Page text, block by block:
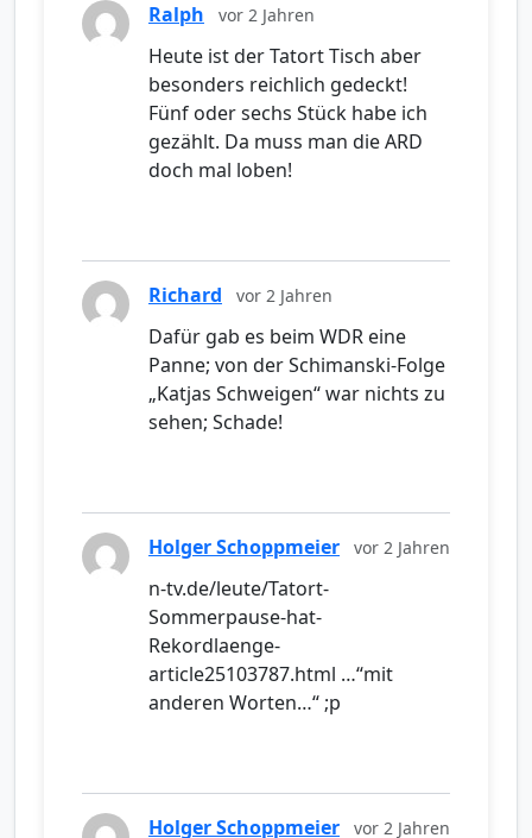
Ralph vor 2 Jahren
Heute ist der Tatort Tisch aber
besonders reichlich gedeckt!
Fünf oder sechs Stück habe ich
gezählt. Da muss man die ARD
doch mal loben!
Richard vor 2 Jahren
Dafür gab es beim WDR eine
Panne; von der Schimanski-Folge
„Katjas Schweigen“ war nichts zu
sehen; Schade!
Holger Schoppmeier vor 2 Jahren
n-tv.de/leute/Tatort-
Sommerpause-hat-
Rekordlaenge-
article25103787.html …“mit
anderen Worten…“ ;p
Holger Schoppmeier vor 2 Jahren